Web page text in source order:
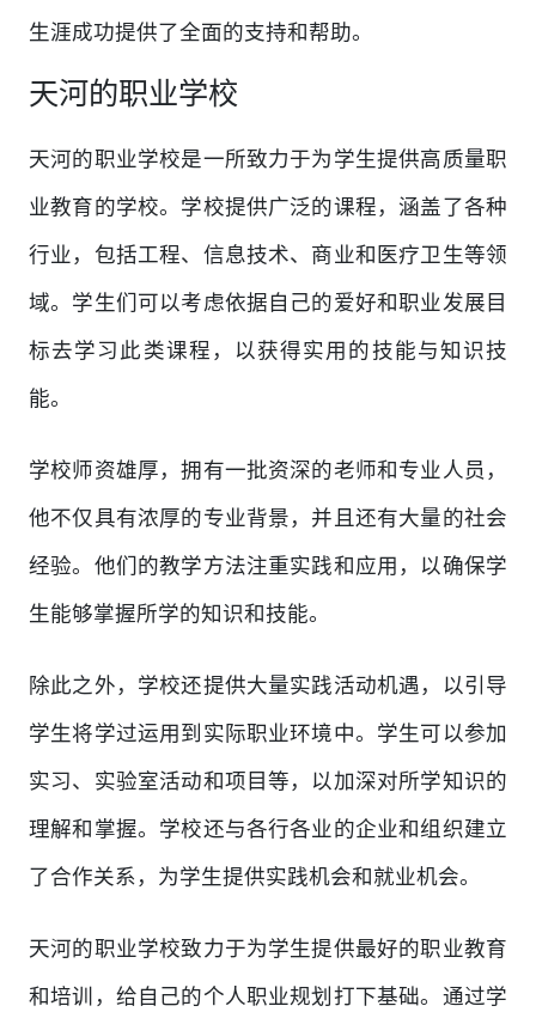
生涯成功提供了全面的支持和帮助。
天河的职业学校
天河的职业学校是一所致力于为学生提供高质量职
业教育的学校。学校提供广泛的课程，涵盖了各种
行业，包括工程、信息技术、商业和医疗卫生等领
域。学生们可以考虑依据自己的爱好和职业发展目
标去学习此类课程，以获得实用的技能与知识技
能。
学校师资雄厚，拥有一批资深的老师和专业人员，
他不仅具有浓厚的专业背景，并且还有大量的社会
经验。他们的教学方法注重实践和应用，以确保学
生能够掌握所学的知识和技能。
除此之外，学校还提供大量实践活动机遇，以引导
学生将学过运用到实际职业环境中。学生可以参加
实习、实验室活动和项目等，以加深对所学知识的
理解和掌握。学校还与各行各业的企业和组织建立
了合作关系，为学生提供实践机会和就业机会。
天河的职业学校致力于为学生提供最好的职业教育
和培训，给自己的个人职业规划打下基础。通过学